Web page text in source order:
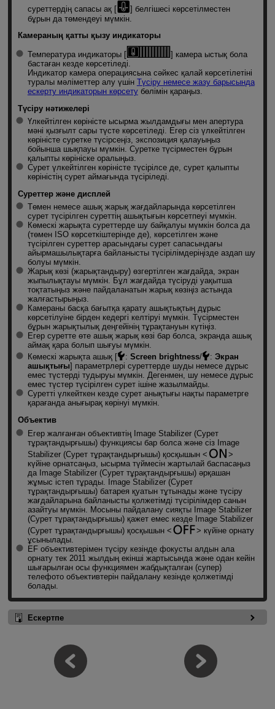
суреттердің сапасы ақ [
] белгішесі көрсетілместен
бұрын да төмендеуі мүмкін.
Камераның қатты қызу индикаторы
Температура индикаторы [
] камера ыстық бола
бастаған кезде көрсетіледі.
Индикатор камера операциясына сәйкес қалай көрсетілетіні
туралы мәліметтер алу үшін Түсіру немесе жазу барысында
ескерту индикаторын көрсетубөлімін қараңыз.
Түсіру нәтижелері
Үлкейтілген көріністе ысырма жылдамдығы мен апертура
мәні қызғылт сары түсте көрсетіледі. Егер сіз үлкейтілген
көріністе суретке түсірсеңіз, экспозиция қалауыңыз
бойынша шықпауы мүмкін. Суретке түсірместен бұрын
қалыпты көрініске оралыңыз.
Сурет үлкейтілген көріністе түсірілсе де, сурет қалыпты
көріністің сурет аймағында түсіріледі.
Суреттер және дисплей
Төмен немесе ашық жарық жағдайларында көрсетілген
сурет түсірілген суреттің ашықтығын көрсетпеуі мүмкін.
Көмескі жарықта суреттерде шу байқалуы мүмкін болса да
(төмен ISO көрсеткiштерінде де), көрсетілген және
түсірілген суреттер арасындағы сурет сапасындағы
айырмашылықтарға байланысты түсірілімдеріңізде аздап шу
болуы мүмкін.
Жарық көзі (жарықтандыру) өзгертілген жағдайда, экран
жыпылықтауы мүмкін. Бұл жағдайда түсіруді уақытша
тоқтатыңыз және пайдаланатын жарық көзіңіз астында
жалғастырыңыз.
Камераны басқа бағытқа қарату ашықтықтың дұрыс
көрсетілуіне бірден кедергі келтіруі мүмкін. Түсірместен
бұрын жарықтылық деңгейінің тұрақтануын күтіңіз.
Егер суретте өте ашық жарық көзі бар болса, экранда ашық
аймақ қара болып шығуы мүмкін.
Көмескі жарықта ашық [
: Screen brightness/ : Экран
ашықтығы] параметрлері суреттерде шуды немесе дұрыс
емес түстерді тудыруы мүмкін. Дегенмен, шу немесе дұрыс
емес түстер түсірілген сурет ішіне жазылмайды.
Суретті үлкейткен кезде сурет анықтығы нақты параметрге
қарағанда анығырақ көрінуі мүмкін.
Объектив
Егер жалғанған объективтің Image Stabilizer (Сурет
тұрақтандырғышы) функциясы бар болса және сіз Image
Stabilizer (Сурет тұрақтандырғышы) қосқышын
күйіне орнатсаңыз, ысырма түймесін жартылай баспасаңыз
да Image Stabilizer (Сурет тұрақтандырғышы) әрқашан
жұмыс істеп тұрады. Image Stabilizer (Сурет
тұрақтандырғышы) батарея қуатын тұтынады және түсіру
жағдайларына байланысты қолжетімді түсірілімдер санын
азайтуы мүмкін. Мосыны пайдалану сияқты Image Stabilizer
(Сурет тұрақтандырғышы) қажет емес кезде Image Stabilizer
(Сурет тұрақтандырғышы) қосқышын
күйіне орнату
ұсынылады.
EF объективтерімен түсіру кезінде фокусты алдын ала
орнату тек 2011 жылдың екінші жартысында және одан кейін
шығарылған осы функциямен жабдықталған (супер)
телефото объективтерін пайдалану кезінде қолжетімді
болады.
Ескертпе